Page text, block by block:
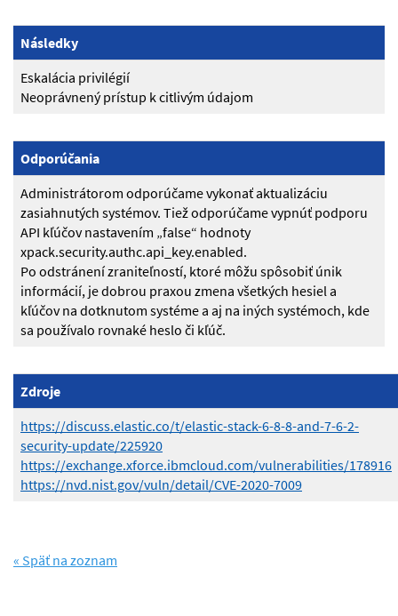
Následky
Eskalácia privilégií
Neoprávnený prístup k citlivým údajom
Odporúčania
Administrátorom odporúčame vykonať aktualizáciu
zasiahnutých systémov. Tiež odporúčame vypnúť podporu
API kľúčov nastavením „false“ hodnoty
xpack.security.authc.api_key.enabled.
Po odstránení zraniteľností, ktoré môžu spôsobiť únik
informácií, je dobrou praxou zmena všetkých hesiel a
kľúčov na dotknutom systéme a aj na iných systémoch, kde
sa používalo rovnaké heslo či kľúč.
Zdroje
https://discuss.elastic.co/t/elastic-stack-6-8-8-and-7-6-2-
security-update/225920
https://exchange.xforce.ibmcloud.com/vulnerabilities/178916
https://nvd.nist.gov/vuln/detail/CVE-2020-7009
« Späť na zoznam